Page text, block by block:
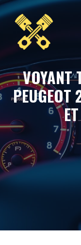
Aller
au
contenu
VOYANT
PEUGEOT